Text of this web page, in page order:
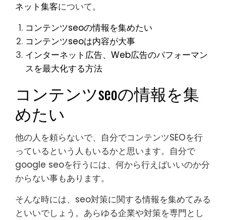
ネット集客について。
コンテンツseoの情報を集めたい
コンテンツseoは内容が大事
インターネット広告、Web広告のパフォーマン
スを最大化する方法
コンテンツseoの情報を集
めたい
他の人を頼らないで、自分でコンテンツSEOを行
っているという人もいるかと思います。自分で
google seoを行うには、何から行えばいいのか分
からない事もあります。
そんな時には、seo対策に関する情報を集めてみる
といいでしょう。あらゆる企業や対策を専門とし